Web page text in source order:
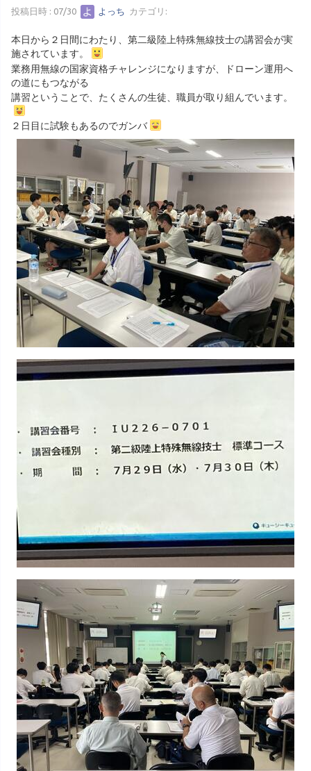
投稿日時 : 07/30 よっち カテゴリ:
本日から２日間にわたり、第二級陸上特殊無線技士の講習会が実
施されています。
業務用無線の国家資格チャレンジになりますが、ドローン運用へ
の道にもつながる
講習ということで、たくさんの生徒、職員が取り組んでいます。
２日目に試験もあるのでガンバ